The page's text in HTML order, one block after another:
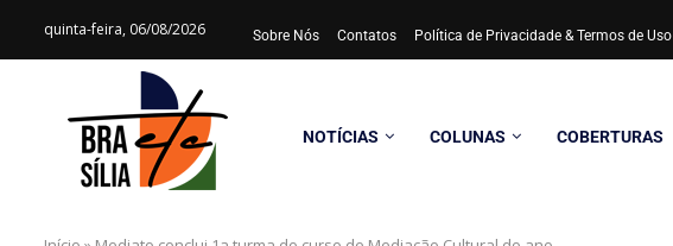
quinta-feira, 06/08/2026 Sobre Nós Contatos Política de Privacidade & Termos de Uso
NOTÍCIAS COLUNAS COBERTURAS